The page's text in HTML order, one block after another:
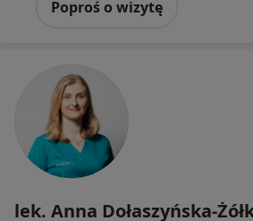
Poproś o wizytę
lek. Anna Dołaszyńska-